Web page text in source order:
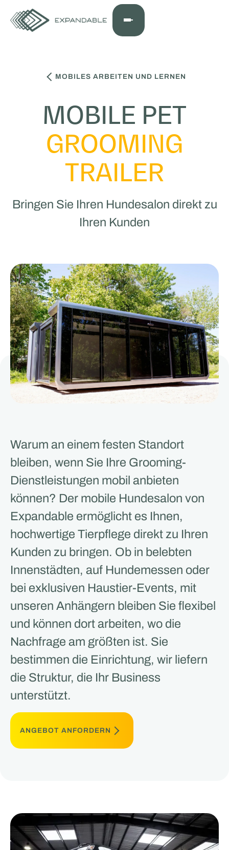
MOBILES ARBEITEN UND LERNEN
MOBILE PET
GROOMING
TRAILER
Bringen Sie Ihren Hundesalon direkt zu
Ihren Kunden
Warum an einem festen Standort
bleiben, wenn Sie Ihre Grooming-
Dienstleistungen mobil anbieten
können? Der mobile Hundesalon von
Expandable ermöglicht es Ihnen,
hochwertige Tierpflege direkt zu Ihren
Kunden zu bringen. Ob in belebten
Innenstädten, auf Hundemessen oder
bei exklusiven Haustier-Events, mit
unseren Anhängern bleiben Sie flexibel
und können dort arbeiten, wo die
Nachfrage am größten ist. Sie
bestimmen die Einrichtung, wir liefern
die Struktur, die Ihr Business
unterstützt.
ANGEBOT ANFORDERN